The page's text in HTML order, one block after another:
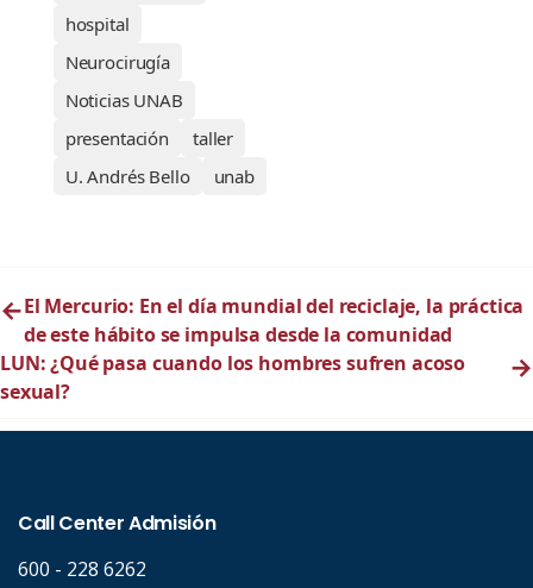
hospital
Neurocirugía
Noticias UNAB
presentación
taller
U. Andrés Bello
unab
←El Mercurio: En el día mundial del reciclaje, la práctica
de este hábito se impulsa desde la comunidad
LUN: ¿Qué pasa cuando los hombres sufren acoso
sexual?
→